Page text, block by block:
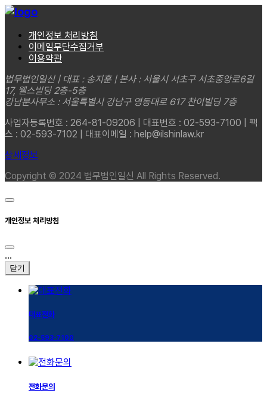
개인정보 처리방침
이메일무단수집거부
이용약관
법무법인일신 | 대표 : 송지훈 | 본사 : 서울시 서초구 서초중앙로6길
17, 웰스빌딩 2층-5층
강남분사무소 : 서울특별시 강남구 영동대로 617 찬이빌딩 7층
사업자등록번호 : 264-81-09206 | 대표번호 : 02-593-7100 | 팩
스 : 02-593-7102 | 대표이메일 : help@ilshinlaw.kr
상세정보
Copyright © 2024 법무법인일신 All Rights Reserved.
개인정보 처리방침
...
닫기
대표전화
02-593-7100
전화문의